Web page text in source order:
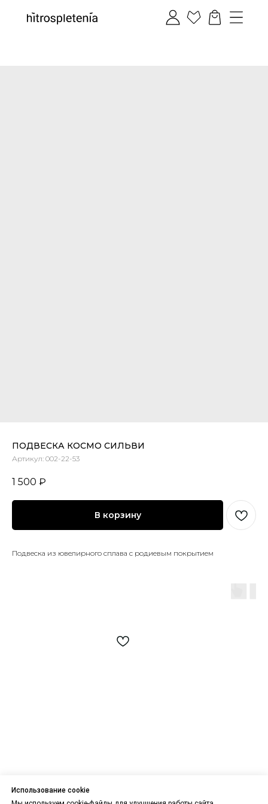
Использование cookie
ПОДВЕСКА КОСМО СИЛЬВИ
Артикул: 002-22-53
1 500 ₽
В корзину
Подвеска из ювелирного сплава с родиевым покрытием